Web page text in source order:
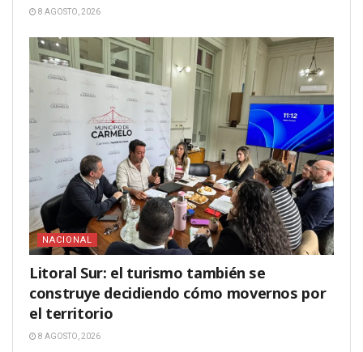
8 AGOSTO, 2026
NACIONAL
Litoral Sur: el turismo también se
construye decidiendo cómo movernos por
el territorio
8 AGOSTO, 2026